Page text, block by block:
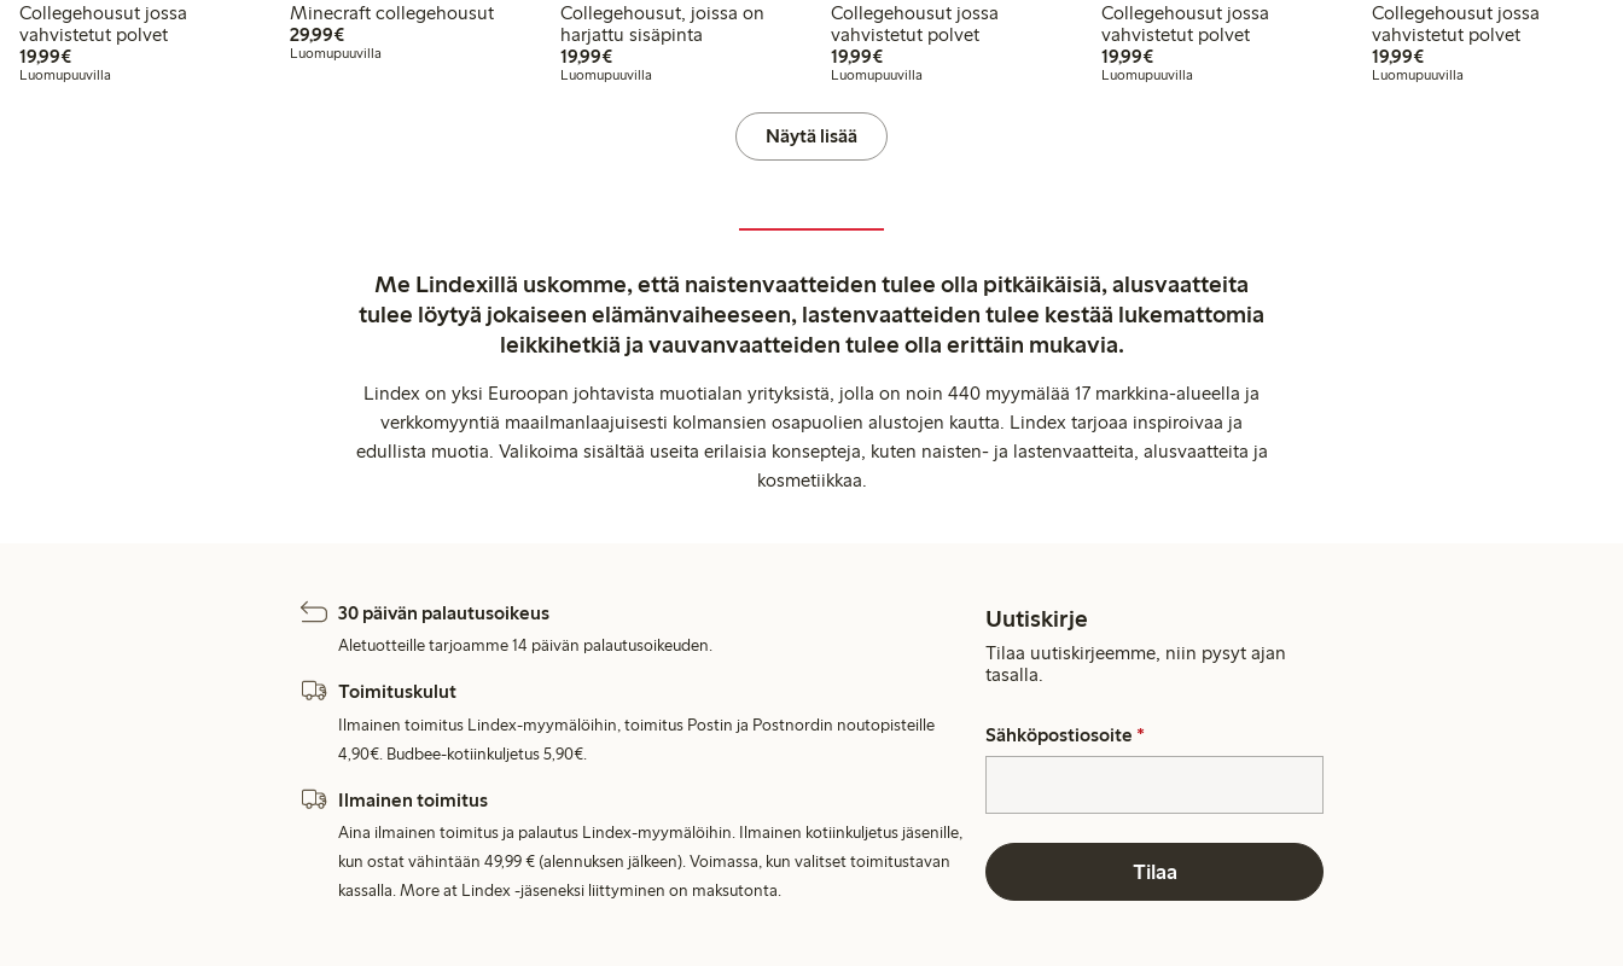
Collegehousut jossa
vahvistetut polvet
19,99€19,99 €
Luomupuuvilla
Minecraft collegehousut
29,99€29,99 €
Luomupuuvilla
Collegehousut, joissa on
harjattu sisäpinta
19,99€19,99 €
Luomupuuvilla
Collegehousut jossa
vahvistetut polvet
19,99€19,99 €
Luomupuuvilla
Collegehousut jossa
vahvistetut polvet
19,99€19,99 €
Luomupuuvilla
Collegehousut jossa
vahvistetut polvet
19,99€19,99 €
Luomupuuvilla
Näytä lisää
Me Lindexillä uskomme, että naistenvaatteiden tulee olla pitkäikäisiä, alusvaatteita
tulee löytyä jokaiseen elämänvaiheeseen, lastenvaatteiden tulee kestää lukemattomia
leikkihetkiä ja vauvanvaatteiden tulee olla erittäin mukavia.
Lindex on yksi Euroopan johtavista muotialan yrityksistä, jolla on noin 440 myymälää 17 markkina-alueella ja
verkkomyyntiä maailmanlaajuisesti kolmansien osapuolien alustojen kautta. Lindex tarjoaa inspiroivaa ja
edullista muotia. Valikoima sisältää useita erilaisia konsepteja, kuten naisten- ja lastenvaatteita, alusvaatteita ja
kosmetiikkaa.
30 päivän palautusoikeus
Aletuotteille tarjoamme 14 päivän palautusoikeuden.
Toimituskulut
Ilmainen toimitus Lindex-myymälöihin, toimitus Postin ja Postnordin noutopisteille
4,90€. Budbee-kotiinkuljetus 5,90€.
Ilmainen toimitus
Aina ilmainen toimitus ja palautus Lindex-myymälöihin. Ilmainen kotiinkuljetus jäsenille,
kun ostat vähintään 49,99 € (alennuksen jälkeen). Voimassa, kun valitset toimitustavan
kassalla. More at Lindex -jäseneksi liittyminen on maksutonta.
Uutiskirje
Tilaa uutiskirjeemme, niin pysyt ajan
tasalla.
Sähköpostiosoite *
Tilaa